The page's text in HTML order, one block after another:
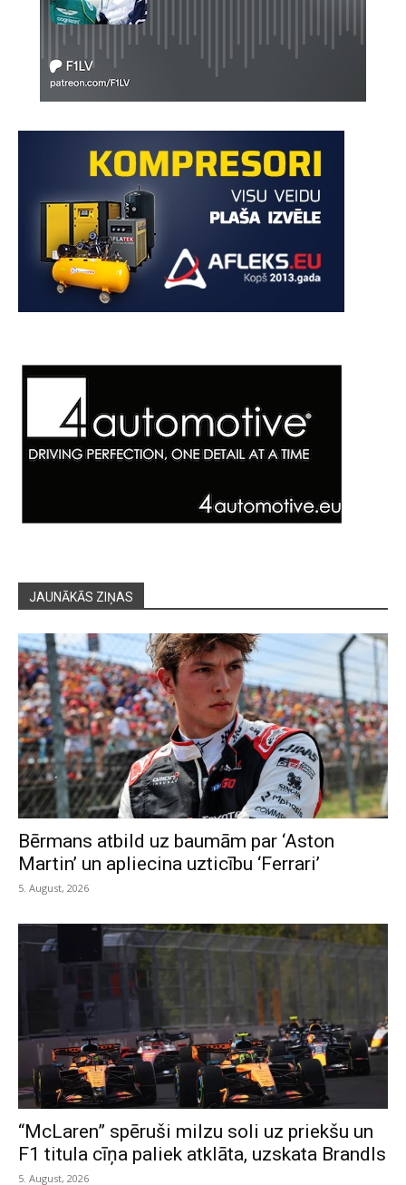
JAUNĀKĀS ZIŅAS
Bērmans atbild uz baumām par ‘Aston
Martin’ un apliecina uzticību ‘Ferrari’
5. August, 2026
“McLaren” spēruši milzu soli uz priekšu un
F1 titula cīņa paliek atklāta, uzskata Brandls
5. August, 2026